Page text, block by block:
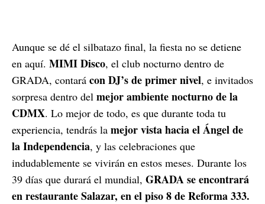
Aunque se dé el silbatazo final, la fiesta no se detiene
en aquí. MIMI Disco, el club nocturno dentro de
GRADA, contará con DJ’s de primer nivel, e invitados
sorpresa dentro del mejor ambiente nocturno de la
CDMX. Lo mejor de todo, es que durante toda tu
experiencia, tendrás la mejor vista hacia el Ángel de
la Independencia, y las celebraciones que
indudablemente se vivirán en estos meses. Durante los
39 días que durará el mundial, GRADA se encontrará
en restaurante Salazar, en el piso 8 de Reforma 333.